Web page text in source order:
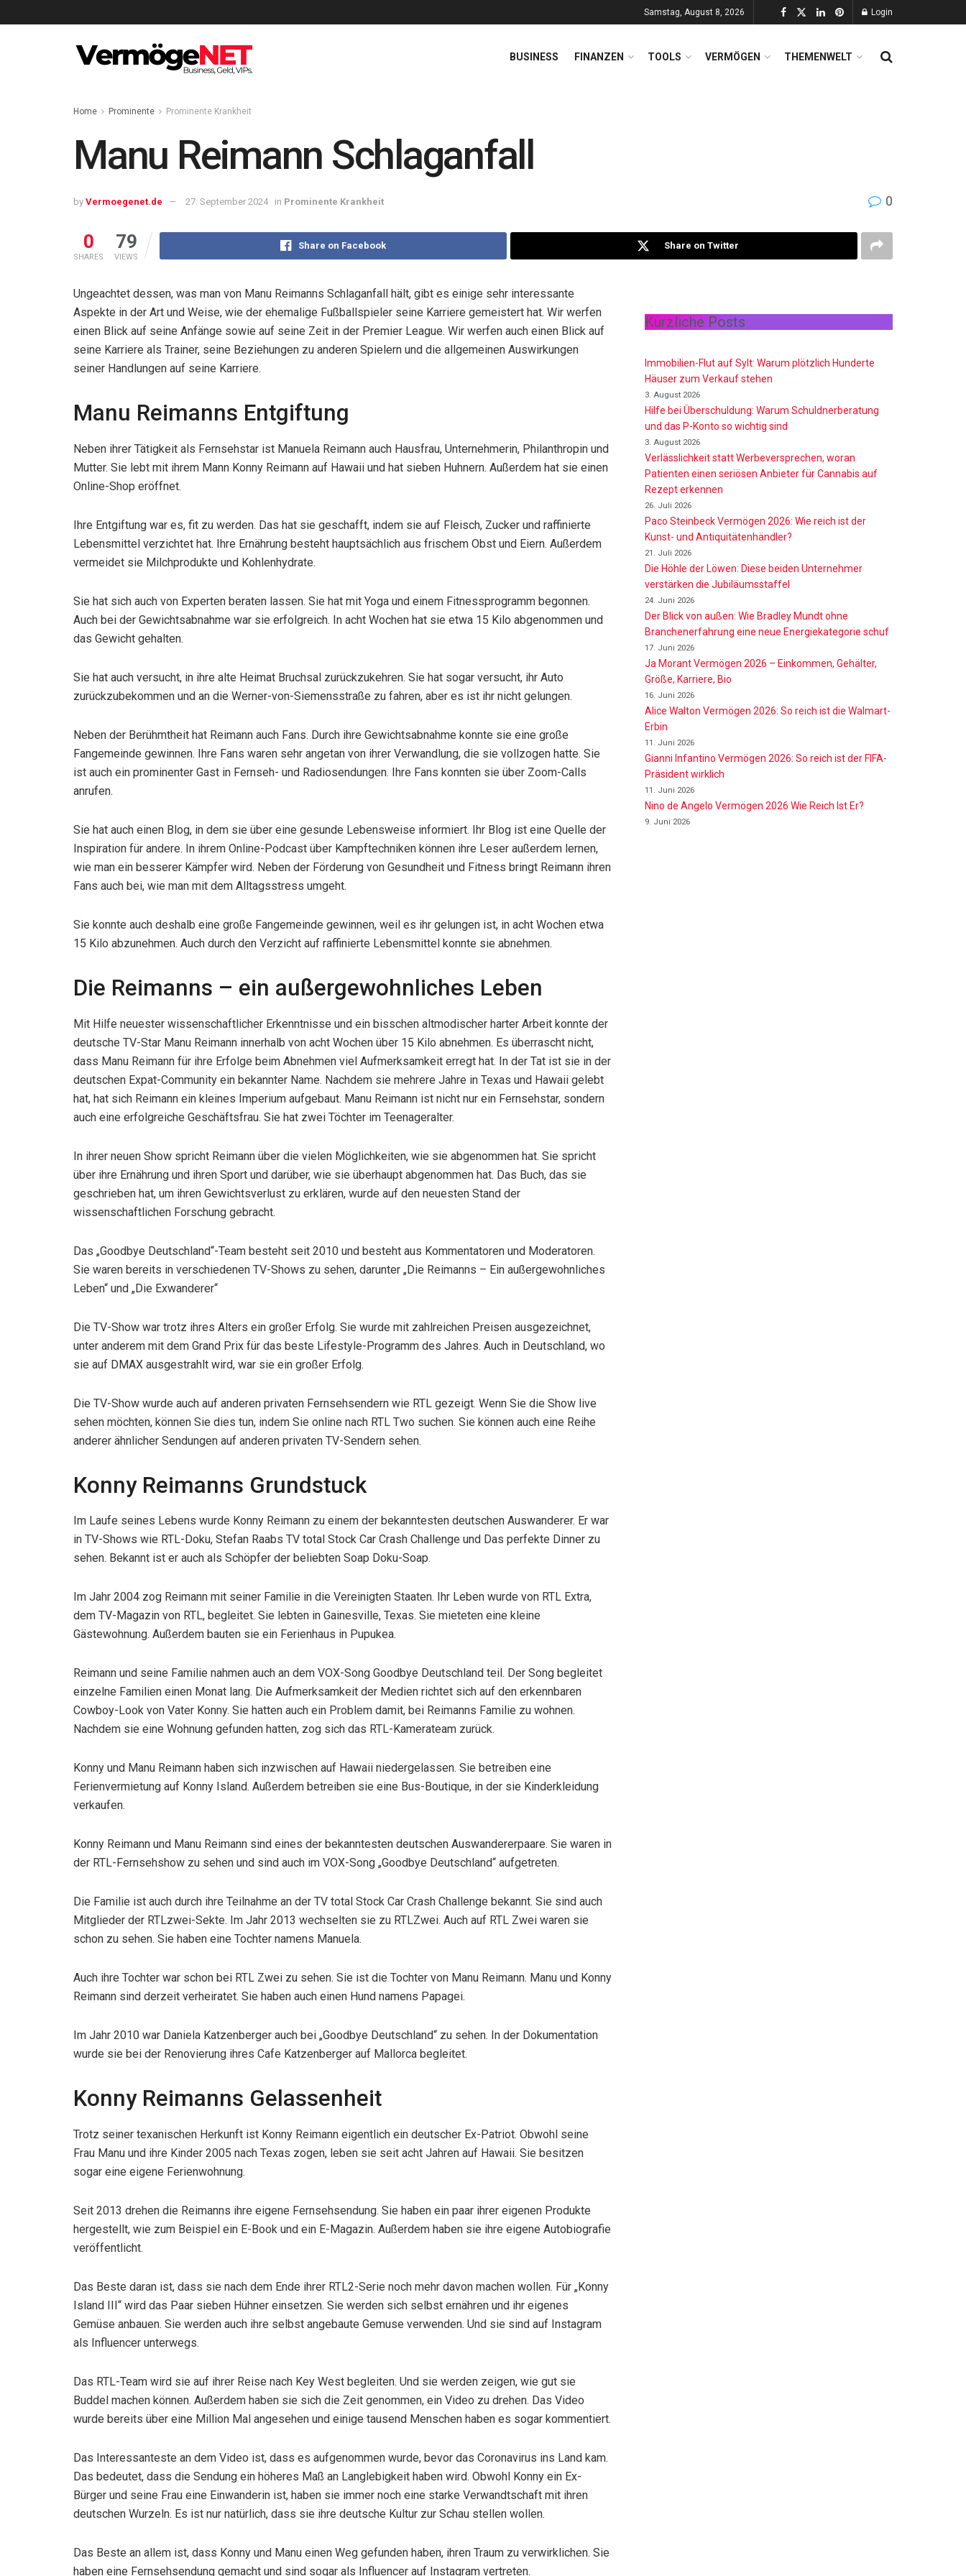
Samstag, August 8, 2026 Login
BUSINESS FINANZEN TOOLS VERMÖGEN THEMENWELT
Home Prominente Prominente Krankheit
Manu Reimann Schlaganfall
by Vermoegenet.de 27. September 2024 in Prominente Krankheit 0
0
SHARES
79
VIEWS
Share on Facebook Share on Twitter
Ungeachtet dessen, was man von Manu Reimanns Schlaganfall hält, gibt es einige sehr interessante
Aspekte in der Art und Weise, wie der ehemalige Fußballspieler seine Karriere gemeistert hat. Wir werfen
einen Blick auf seine Anfänge sowie auf seine Zeit in der Premier League. Wir werfen auch einen Blick auf
seine Karriere als Trainer, seine Beziehungen zu anderen Spielern und die allgemeinen Auswirkungen
seiner Handlungen auf seine Karriere.
Manu Reimanns Entgiftung
Neben ihrer Tätigkeit als Fernsehstar ist Manuela Reimann auch Hausfrau, Unternehmerin, Philanthropin und
Mutter. Sie lebt mit ihrem Mann Konny Reimann auf Hawaii und hat sieben Huhnern. Außerdem hat sie einen
Online-Shop eröffnet.
Ihre Entgiftung war es, fit zu werden. Das hat sie geschafft, indem sie auf Fleisch, Zucker und raffinierte
Lebensmittel verzichtet hat. Ihre Ernährung besteht hauptsächlich aus frischem Obst und Eiern. Außerdem
vermeidet sie Milchprodukte und Kohlenhydrate.
Sie hat sich auch von Experten beraten lassen. Sie hat mit Yoga und einem Fitnessprogramm begonnen.
Auch bei der Gewichtsabnahme war sie erfolgreich. In acht Wochen hat sie etwa 15 Kilo abgenommen und
das Gewicht gehalten.
Sie hat auch versucht, in ihre alte Heimat Bruchsal zurückzukehren. Sie hat sogar versucht, ihr Auto
zurückzubekommen und an die Werner-von-Siemensstraße zu fahren, aber es ist ihr nicht gelungen.
Neben der Berühmtheit hat Reimann auch Fans. Durch ihre Gewichtsabnahme konnte sie eine große
Fangemeinde gewinnen. Ihre Fans waren sehr angetan von ihrer Verwandlung, die sie vollzogen hatte. Sie
ist auch ein prominenter Gast in Fernseh- und Radiosendungen. Ihre Fans konnten sie über Zoom-Calls
anrufen.
Sie hat auch einen Blog, in dem sie über eine gesunde Lebensweise informiert. Ihr Blog ist eine Quelle der
Inspiration für andere. In ihrem Online-Podcast über Kampftechniken können ihre Leser außerdem lernen,
wie man ein besserer Kämpfer wird. Neben der Förderung von Gesundheit und Fitness bringt Reimann ihren
Fans auch bei, wie man mit dem Alltagsstress umgeht.
Sie konnte auch deshalb eine große Fangemeinde gewinnen, weil es ihr gelungen ist, in acht Wochen etwa
15 Kilo abzunehmen. Auch durch den Verzicht auf raffinierte Lebensmittel konnte sie abnehmen.
Die Reimanns – ein außergewohnliches Leben
Mit Hilfe neuester wissenschaftlicher Erkenntnisse und ein bisschen altmodischer harter Arbeit konnte der
deutsche TV-Star Manu Reimann innerhalb von acht Wochen über 15 Kilo abnehmen. Es überrascht nicht,
dass Manu Reimann für ihre Erfolge beim Abnehmen viel Aufmerksamkeit erregt hat. In der Tat ist sie in der
deutschen Expat-Community ein bekannter Name. Nachdem sie mehrere Jahre in Texas und Hawaii gelebt
hat, hat sich Reimann ein kleines Imperium aufgebaut. Manu Reimann ist nicht nur ein Fernsehstar, sondern
auch eine erfolgreiche Geschäftsfrau. Sie hat zwei Töchter im Teenageralter.
In ihrer neuen Show spricht Reimann über die vielen Möglichkeiten, wie sie abgenommen hat. Sie spricht
über ihre Ernährung und ihren Sport und darüber, wie sie überhaupt abgenommen hat. Das Buch, das sie
geschrieben hat, um ihren Gewichtsverlust zu erklären, wurde auf den neuesten Stand der
wissenschaftlichen Forschung gebracht.
Das „Goodbye Deutschland“-Team besteht seit 2010 und besteht aus Kommentatoren und Moderatoren.
Sie waren bereits in verschiedenen TV-Shows zu sehen, darunter „Die Reimanns – Ein außergewohnliches
Leben“ und „Die Exwanderer“
Die TV-Show war trotz ihres Alters ein großer Erfolg. Sie wurde mit zahlreichen Preisen ausgezeichnet,
unter anderem mit dem Grand Prix für das beste Lifestyle-Programm des Jahres. Auch in Deutschland, wo
sie auf DMAX ausgestrahlt wird, war sie ein großer Erfolg.
Die TV-Show wurde auch auf anderen privaten Fernsehsendern wie RTL gezeigt. Wenn Sie die Show live
sehen möchten, können Sie dies tun, indem Sie online nach RTL Two suchen. Sie können auch eine Reihe
anderer ähnlicher Sendungen auf anderen privaten TV-Sendern sehen.
Konny Reimanns Grundstuck
Im Laufe seines Lebens wurde Konny Reimann zu einem der bekanntesten deutschen Auswanderer. Er war
in TV-Shows wie RTL-Doku, Stefan Raabs TV total Stock Car Crash Challenge und Das perfekte Dinner zu
sehen. Bekannt ist er auch als Schöpfer der beliebten Soap Doku-Soap.
Im Jahr 2004 zog Reimann mit seiner Familie in die Vereinigten Staaten. Ihr Leben wurde von RTL Extra,
dem TV-Magazin von RTL, begleitet. Sie lebten in Gainesville, Texas. Sie mieteten eine kleine
Gästewohnung. Außerdem bauten sie ein Ferienhaus in Pupukea.
Reimann und seine Familie nahmen auch an dem VOX-Song Goodbye Deutschland teil. Der Song begleitet
einzelne Familien einen Monat lang. Die Aufmerksamkeit der Medien richtet sich auf den erkennbaren
Cowboy-Look von Vater Konny. Sie hatten auch ein Problem damit, bei Reimanns Familie zu wohnen.
Nachdem sie eine Wohnung gefunden hatten, zog sich das RTL-Kamerateam zurück.
Konny und Manu Reimann haben sich inzwischen auf Hawaii niedergelassen. Sie betreiben eine
Ferienvermietung auf Konny Island. Außerdem betreiben sie eine Bus-Boutique, in der sie Kinderkleidung
verkaufen.
Konny Reimann und Manu Reimann sind eines der bekanntesten deutschen Auswandererpaare. Sie waren in
der RTL-Fernsehshow zu sehen und sind auch im VOX-Song „Goodbye Deutschland“ aufgetreten.
Die Familie ist auch durch ihre Teilnahme an der TV total Stock Car Crash Challenge bekannt. Sie sind auch
Mitglieder der RTLzwei-Sekte. Im Jahr 2013 wechselten sie zu RTLZwei. Auch auf RTL Zwei waren sie
schon zu sehen. Sie haben eine Tochter namens Manuela.
Auch ihre Tochter war schon bei RTL Zwei zu sehen. Sie ist die Tochter von Manu Reimann. Manu und Konny
Reimann sind derzeit verheiratet. Sie haben auch einen Hund namens Papagei.
Im Jahr 2010 war Daniela Katzenberger auch bei „Goodbye Deutschland“ zu sehen. In der Dokumentation
wurde sie bei der Renovierung ihres Cafe Katzenberger auf Mallorca begleitet.
Konny Reimanns Gelassenheit
Trotz seiner texanischen Herkunft ist Konny Reimann eigentlich ein deutscher Ex-Patriot. Obwohl seine
Frau Manu und ihre Kinder 2005 nach Texas zogen, leben sie seit acht Jahren auf Hawaii. Sie besitzen
sogar eine eigene Ferienwohnung.
Seit 2013 drehen die Reimanns ihre eigene Fernsehsendung. Sie haben ein paar ihrer eigenen Produkte
hergestellt, wie zum Beispiel ein E-Book und ein E-Magazin. Außerdem haben sie ihre eigene Autobiografie
veröffentlicht.
Das Beste daran ist, dass sie nach dem Ende ihrer RTL2-Serie noch mehr davon machen wollen. Für „Konny
Island III“ wird das Paar sieben Hühner einsetzen. Sie werden sich selbst ernähren und ihr eigenes
Gemüse anbauen. Sie werden auch ihre selbst angebaute Gemuse verwenden. Und sie sind auf Instagram
als Influencer unterwegs.
Das RTL-Team wird sie auf ihrer Reise nach Key West begleiten. Und sie werden zeigen, wie gut sie
Buddel machen können. Außerdem haben sie sich die Zeit genommen, ein Video zu drehen. Das Video
wurde bereits über eine Million Mal angesehen und einige tausend Menschen haben es sogar kommentiert.
Das Interessanteste an dem Video ist, dass es aufgenommen wurde, bevor das Coronavirus ins Land kam.
Das bedeutet, dass die Sendung ein höheres Maß an Langlebigkeit haben wird. Obwohl Konny ein Ex-
Bürger und seine Frau eine Einwanderin ist, haben sie immer noch eine starke Verwandtschaft mit ihren
deutschen Wurzeln. Es ist nur natürlich, dass sie ihre deutsche Kultur zur Schau stellen wollen.
Das Beste an allem ist, dass Konny und Manu einen Weg gefunden haben, ihren Traum zu verwirklichen. Sie
haben eine Fernsehsendung gemacht und sind sogar als Influencer auf Instagram vertreten.
Kürzliche Posts
Immobilien-Flut auf Sylt: Warum plötzlich Hunderte
Häuser zum Verkauf stehen
3. August 2026
Hilfe bei Überschuldung: Warum Schuldnerberatung
und das P-Konto so wichtig sind
3. August 2026
Verlässlichkeit statt Werbeversprechen, woran
Patienten einen seriösen Anbieter für Cannabis auf
Rezept erkennen
26. Juli 2026
Paco Steinbeck Vermögen 2026: Wie reich ist der
Kunst- und Antiquitätenhändler?
21. Juli 2026
Die Höhle der Löwen: Diese beiden Unternehmer
verstärken die Jubiläumsstaffel
24. Juni 2026
Der Blick von außen: Wie Bradley Mundt ohne
Branchenerfahrung eine neue Energiekategorie schuf
17. Juni 2026
Ja Morant Vermögen 2026 – Einkommen, Gehälter,
Größe, Karriere, Bio
16. Juni 2026
Alice Walton Vermögen 2026: So reich ist die Walmart-
Erbin
11. Juni 2026
Gianni Infantino Vermögen 2026: So reich ist der FIFA-
Präsident wirklich
11. Juni 2026
Nino de Angelo Vermögen 2026 Wie Reich Ist Er?
9. Juni 2026